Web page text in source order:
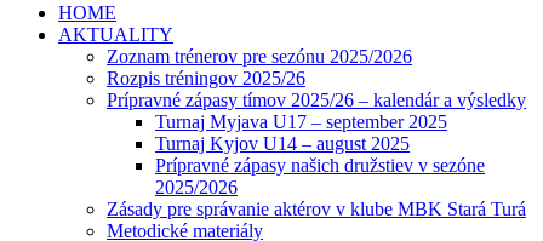
HOME
AKTUALITY
Zoznam trénerov pre sezónu 2025/2026
Rozpis tréningov 2025/26
Prípravné zápasy tímov 2025/26 – kalendár a výsledky
Turnaj Myjava U17 – september 2025
Turnaj Kyjov U14 – august 2025
Prípravné zápasy našich družstiev v sezóne
2025/2026
Zásady pre správanie aktérov v klube MBK Stará Turá
Metodické materiály